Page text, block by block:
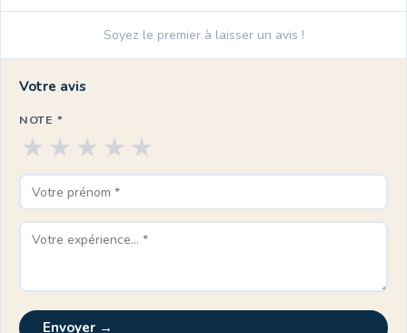
Soyez le premier à laisser un avis !
Votre avis
NOTE *
★
★
★
★
★
Envoyer →